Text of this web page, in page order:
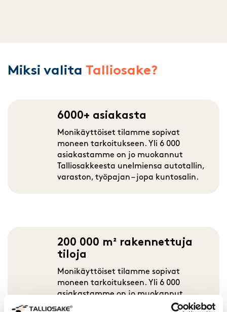
Miksi valita Talliosake?
6000+ asiakasta
Monikäyttöiset tilamme sopivat
moneen tarkoitukseen. Yli 6 000
asiakastamme on jo muokannut
Talliosakkeesta unelmiensa autotallin,
varaston, työpajan – jopa kuntosalin.
200 000 m² rakennettuja
tiloja
Monikäyttöiset tilamme sopivat
moneen tarkoitukseen. Yli 6 000
asiakastamme on jo muokannut
Talliosakkeesta unelmiensa autotallin,